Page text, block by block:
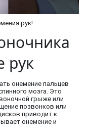
рук!
рук
онемение пальцев
мозга. Это
грыже или
позвонков или
приводит к
онемение и